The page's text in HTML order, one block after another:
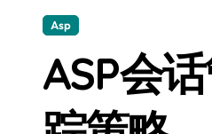
Linux高效
数据驱动交
数据驱动
Asp
ASP会